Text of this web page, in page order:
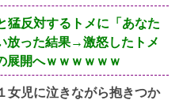
猛反対するトメに「あなた
放った結果→激怒したトメ
展開へｗｗｗｗｗｗ
女児に泣きながら抱きつか